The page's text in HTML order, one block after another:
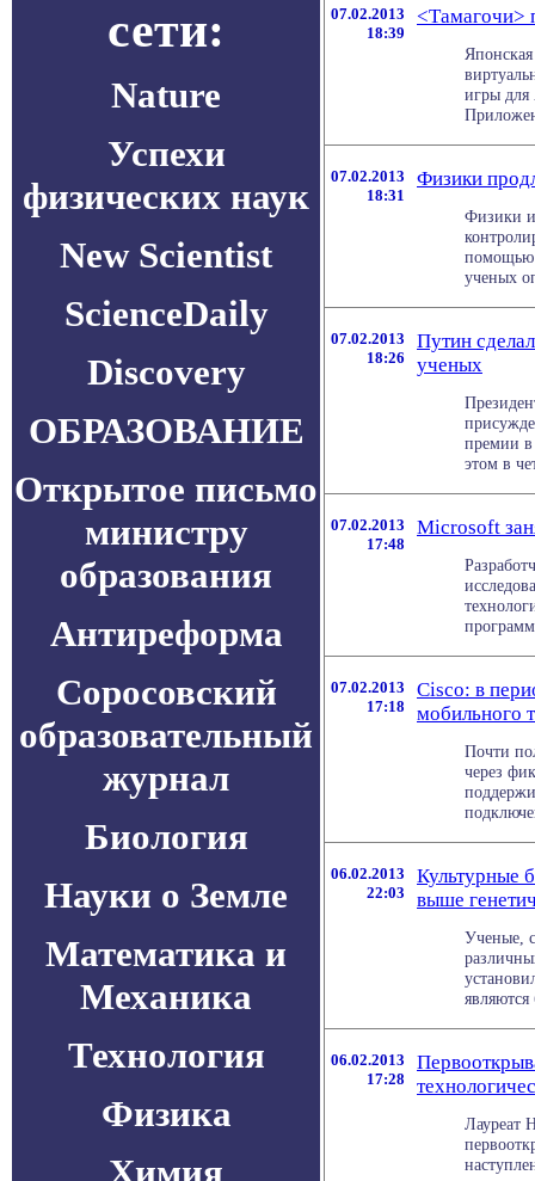
сети:
Nature
Успехи
физических наук
New Scientist
ScienceDaily
Discovery
ОБРАЗОВАНИЕ
Открытое письмо
министру
образования
Антиреформа
Соросовский
образовательный
журнал
Биология
Науки о Земле
Математика и
Механика
Технология
Физика
Химия
07.02.2013
18:39
<Тамагочи>
игры для
07.02.2013
18:31
Физики
Физики
помощью
ученых
07.02.2013
18:26
Путин
ученых
премии в
этом в
07.02.2013
17:48
Microsoft
07.02.2013
17:18
Cisco: в
мобильного
Почти
через
06.02.2013
22:03
Культурные
выше
Ученые,
06.02.2013
17:28
Лауреат